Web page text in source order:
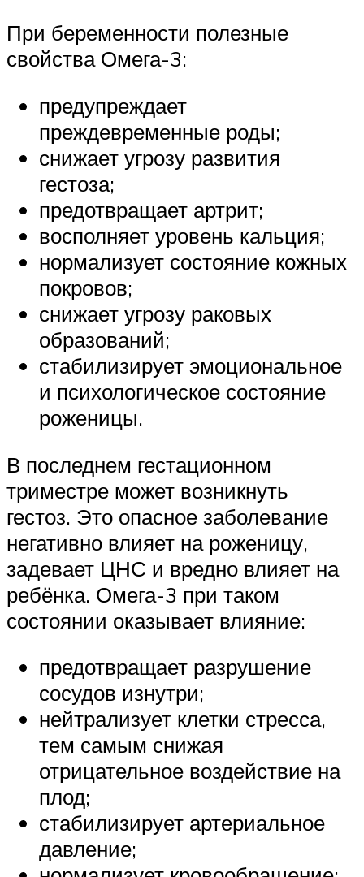
При беременности полезные
свойства Омега-3:
предупреждает
преждевременные роды;
снижает угрозу развития
гестоза;
предотвращает артрит;
восполняет уровень кальция;
нормализует состояние кожных
покровов;
снижает угрозу раковых
образований;
стабилизирует эмоциональное
и психологическое состояние
роженицы.
В последнем гестационном
триместре может возникнуть
гестоз. Это опасное заболевание
негативно влияет на роженицу,
задевает ЦНС и вредно влияет на
ребёнка. Омега-3 при таком
состоянии оказывает влияние:
предотвращает разрушение
сосудов изнутри;
нейтрализует клетки стресса,
тем самым снижая
отрицательное воздействие на
плод;
стабилизирует артериальное
давление;